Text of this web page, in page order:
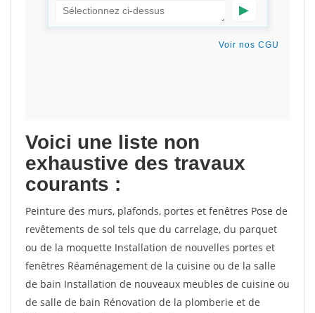
Voici une liste non
exhaustive des travaux
courants :
Peinture des murs, plafonds, portes et fenêtres Pose de
revêtements de sol tels que du carrelage, du parquet
ou de la moquette Installation de nouvelles portes et
fenêtres Réaménagement de la cuisine ou de la salle
de bain Installation de nouveaux meubles de cuisine ou
de salle de bain Rénovation de la plomberie et de